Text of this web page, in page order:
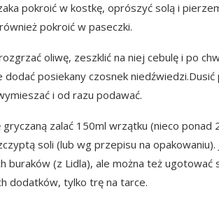
pokroić w kostkę, oprószyć solą i
pokroić w paseczki.
oliwę, zeszklić na niej cebulę i po
dodać posiekany czosnek
i od razu podawać.
gryczaną zalać 150ml wrzątku (nieco
soli (lub wg przepisu na
buraków (z Lidla), ale można też
dodatków, tylko trę na tarce.